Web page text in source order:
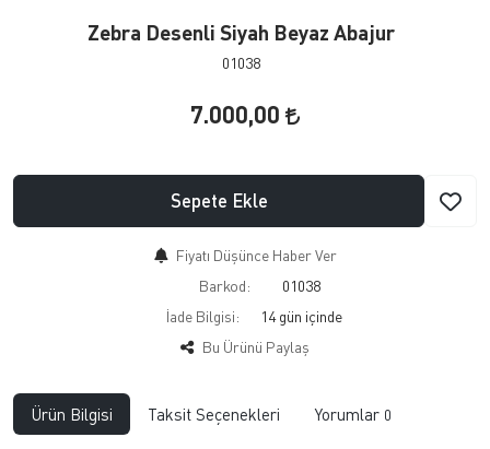
Zebra Desenli Siyah Beyaz Abajur
01038
7.000,00
Sepete Ekle
Fiyatı Düşünce Haber Ver
Barkod:
01038
İade Bilgisi:
Bu Ürünü Paylaş
Ürün Bilgisi Taksit Seçenekleri Yorumlar 0